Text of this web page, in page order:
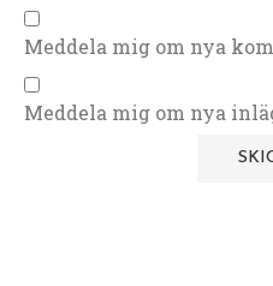
Meddela mig om nya
Meddela mig om nya